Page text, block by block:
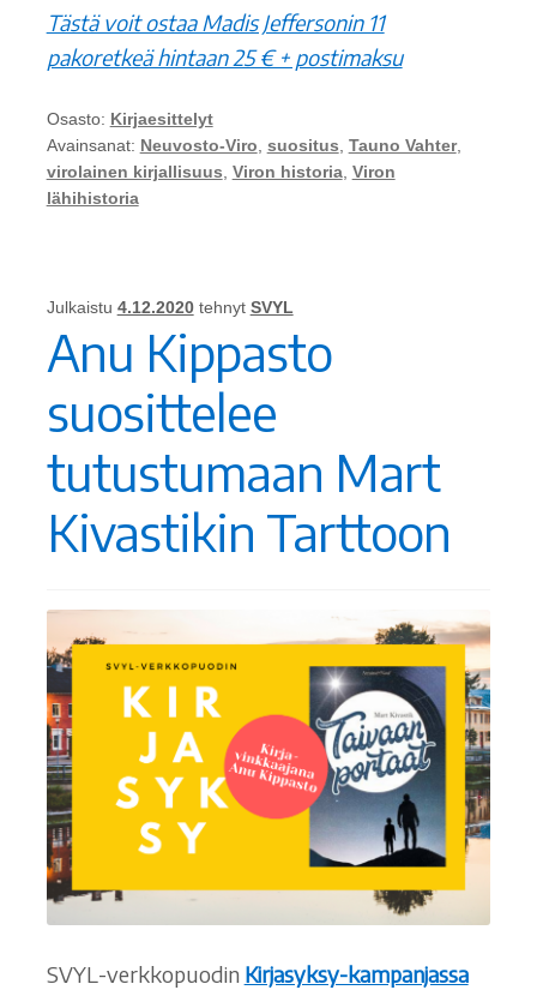
Tästä voit ostaa Madis Jeffersonin 11
pakoretkeä hintaan 25 € + postimaksu
Osasto: Kirjaesittelyt
Avainsanat: Neuvosto-Viro suositus Tauno Vahter,
virolainen kirjallisuus Viron historia, Viron
lähihistoria
Julkaistu 4.12.2020 tehnyt SVYL
Anu Kippasto
suosittelee
tutustumaan Mart
Kivastikin Tarttoon
SVYL-verkkopuodin Kirjasyksy-kampanjassa